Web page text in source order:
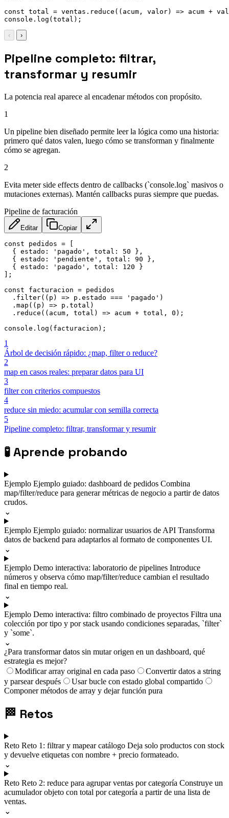
const total = ventas . reduce ( ( acum , valor) => acum +
console . log (total ) ;
‹ ›
Pipeline completo: filtrar,
transformar y resumir
La potencia real aparece al encadenar métodos con propósito.
1
Un pipeline bien diseñado permite leer la lógica como una historia:
primero qué datos valen, luego cómo se transforman y finalmente
cómo se agregan.
2
Evita meter side effects dentro de callbacks (`console.log` masivos o
mutaciones externas). Mantén callbacks puras siempre que puedas.
Pipeline de facturación
Editar Copiar
const pedidos =
{
estado : 'pagado' , total : 50 } ,
{
estado : 'pendiente' , total : 90 } ,
{
estado : 'pagado' , total : 120
}
;
const facturacion = pedidos
. filter( ( p ) => p . estado === 'pagado' )
. map ( ( p ) => p . total )
. reduce ( ( acum , total ) => acum + total , 0 ) ;
console . log ( facturacion ) ;
1
Árbol de decisión rápido: ¿map, filter o reduce?
2
map en casos reales: preparar datos para UI
3
filter con criterios compuestos
4
reduce sin miedo: acumular con semilla correcta
5
Pipeline completo: filtrar, transformar y resumir
🧪Aprende probando
Ejemplo Ejemplo guiado: dashboard de pedidos Combina
map/filter/reduce para generar métricas de negocio a partir de datos
crudos.
⌄
Ejemplo Ejemplo guiado: normalizar usuarios de API Transforma
datos de backend para adaptarlos al formato de componentes UI.
⌄
Ejemplo Demo interactiva: laboratorio de pipelines Introduce
números y observa cómo map/filter/reduce cambian el resultado
final en tiempo real.
⌄
Ejemplo Demo interactiva: filtro combinado de proyectos Filtra una
colección por tipo y por stack usando condiciones separadas, `filter`
y `some`.
⌄
¿Para transformar datos sin mutar origen en un dashboard, qué
estrategia es mejor?
Modificar array original en cada paso
Convertir datos a string
y parsear después
Usar bucle con estado global compartido
Componer métodos de array y dejar función pura
🏁 Retos
Reto Reto 1: filtrar y mapear catálogo Deja solo productos con stock
y devuelve etiquetas con nombre + precio formateado.
⌄
Reto Reto 2: reduce para agrupar ventas por categoría Construye un
acumulador objeto con total por categoría a partir de una lista de
ventas.
⌄